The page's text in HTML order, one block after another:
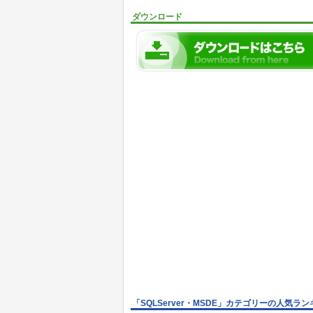
ダウンロード
「SQLServer・MSDE」カテゴリーの人気ラン